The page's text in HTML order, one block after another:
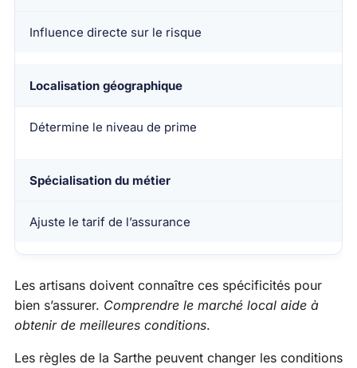
Influence directe sur le risque
Localisation géographique
Détermine le niveau de prime
Spécialisation du métier
Ajuste le tarif de l’assurance
Les artisans doivent connaître ces spécificités pour
bien s’assurer. Comprendre le marché local aide à
obtenir de meilleures conditions.
Les règles de la Sarthe peuvent changer les conditions